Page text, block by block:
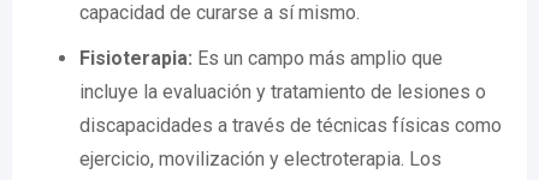
capacidad de curarse a sí mismo.
Fisioterapia: Es un campo más amplio que
incluye la evaluación y tratamiento de lesiones o
discapacidades a través de técnicas físicas como
ejercicio, movilización y electroterapia. Los